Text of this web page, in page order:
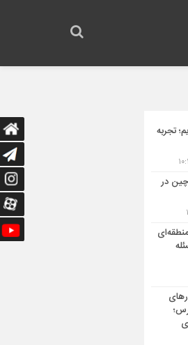
تجربه
در
محرک‌های سیاست منطقه‌‎ای